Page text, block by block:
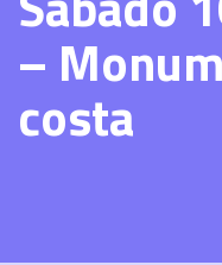
–
costa